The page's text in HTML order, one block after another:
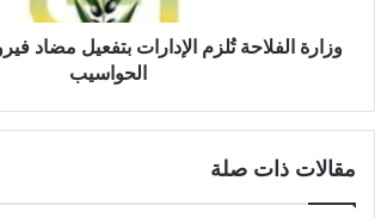
وزارة الفلاحة تُلزم الإدارات بتفعيل مضاد
الحواسيب
مقالات ذات صلة